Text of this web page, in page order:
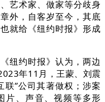
艺术家、做家等分歧身
外，自客岁至今，其底
就给《纽约时报》形成
约时报》认为，两边
年11月，王蒙、刘震
联”公司其著做权；涉案
片、声音、视频等多形